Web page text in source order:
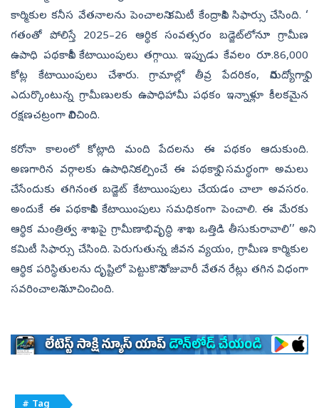
కార్మికుల కనీస వేతనాలను పెంచాలని కమిటీ కేంద్రానికి సిఫార్సు చేసింది. ‘
గతంతో పోలిస్తే 2025–26 ఆర్థిక సంవత్సరం బడ్జెట్‌లోనూ గ్రామీణ
ఉపాధి పథకానికీ కేటాయింపులు తగ్గాయి. ఇప్పుడు కేవలం రూ.86,000
కోట్ల కేటాయింపులు చేశారు. గ్రామాల్లో తీవ్ర పేదరికం, నిరుద్యోగాన్ని
ఎదుర్కొంటున్న గ్రామీణులకు ఉపాధిహామీ పథకం ఇన్నాళ్లూ కీలకమైన
రక్షణచట్రంగా నిలిచింది.
కరోనా కాలంలో కోట్లాది మంది పేదలను ఈ పథకం ఆదుకుంది.
అణగారిన వర్గాలకు ఉపాధిని కల్పించే ఈ పథకాన్ని సమర్థంగా అమలు
చేసేందుకు తగినంత బడ్జెట్‌ కేటాయింపులు చేయడం చాలా అవసరం.
అందుకే ఈ పథకానికి కేటాయింపులు సమధికంగా పెంచాలి. ఈ మేరకు
ఆర్థిక మంత్రిత్వ శాఖపై గ్రామీణాభివృద్ధి శాఖ ఒత్తిడి తీసుకురావాలి’’ అని
కమిటీ సిఫార్సు చేసింది. పెరుగుతున్న జీవన వ్యయం, గ్రామీణ కార్మికుల
ఆర్థిక పరిస్థితులను దృష్టిలో పెట్టుకొని రోజువారీ వేతన రేట్లు తగిన విధంగా
సవరించాలని సూచించింది.
# Tag